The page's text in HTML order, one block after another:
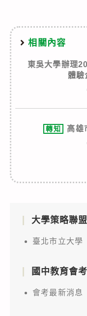
相關內容
東吳大學辦理
體驗
轉知 高雄
大學策略聯
臺北市立大學
國中教育會
會考最新消息